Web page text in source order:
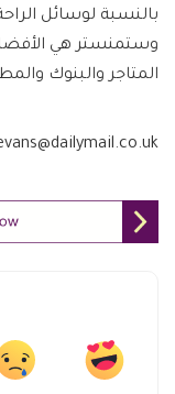
بالنسبة لوسائل
وستمنستر هي
المتاجر والبنوك